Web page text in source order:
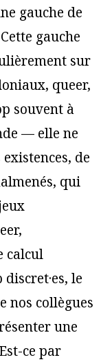
gauche de
gauche
sur
queer,
souvent à
— elle ne
de
qui
calcul
le
nos collègues
une
ce par